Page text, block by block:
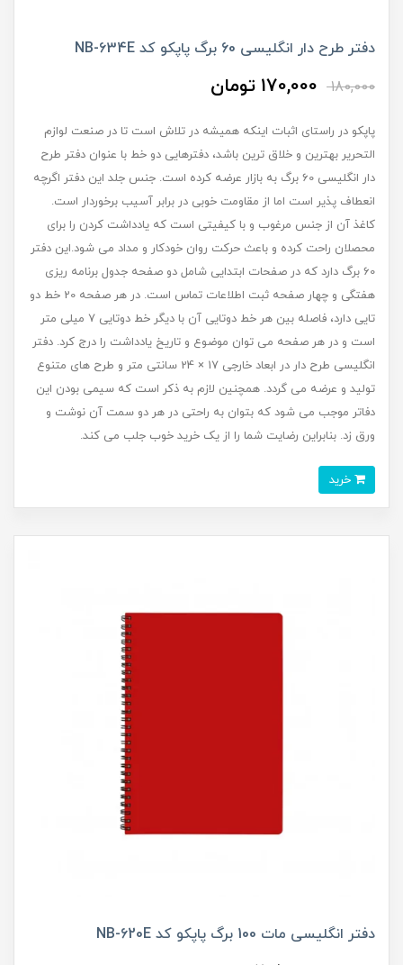
دفتر طرح دار انگلیسی 60 برگ پاپکو کد NB-634E
180,000
170,000 تومان
پاپکو در راستای اثبات اینکه همیشه در تلاش است تا در صنعت لوازم
التحریر بهترین و خلاق ترین باشد، دفترهایی دو خط با عنوان دفتر طرح
دار انگلیسی 60 برگ به بازار عرضه کرده است. جنس جلد این دفتر اگرچه
انعطاف پذیر است اما از مقاومت خوبی در برابر آسیب برخوردار است.
کاغذ آن از جنس مرغوب و با کیفیتی است که یادداشت کردن را برای
محصلان راحت کرده و باعث حرکت روان خودکار و مداد می شود.این دفتر
60 برگ دارد که در صفحات ابتدایی شامل دو صفحه جدول برنامه ریزی
هفتگی و چهار صفحه ثبت اطلاعات تماس است. در هر صفحه 20 خط دو
تایی دارد، فاصله بین هر خط دوتایی آن با دیگر خط دوتایی 7 میلی متر
است و در هر صفحه می توان موضوع و تاریخ یادداشت را درج کرد. دفتر
انگلیسی طرح دار در ابعاد خارجی 17 × 24 سانتی متر و طرح های متنوع
تولید و عرضه می گردد. همچنین لازم به ذکر است که سیمی بودن این
دفاتر موجب می شود که بتوان به راحتی در هر دو سمت آن نوشت و
ورق زد. بنابراین رضایت شما را از یک خرید خوب جلب می کند.
دفتر انگلیسی مات 100 برگ پاپکو کد NB-620E